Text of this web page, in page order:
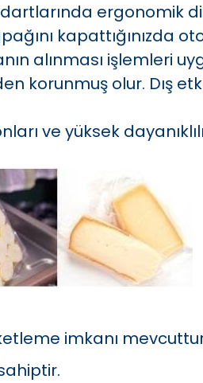
ergonomik
kapattığınızda
alınması işlemleri
korunmuş olur. Dış
ve yüksek
imkanı